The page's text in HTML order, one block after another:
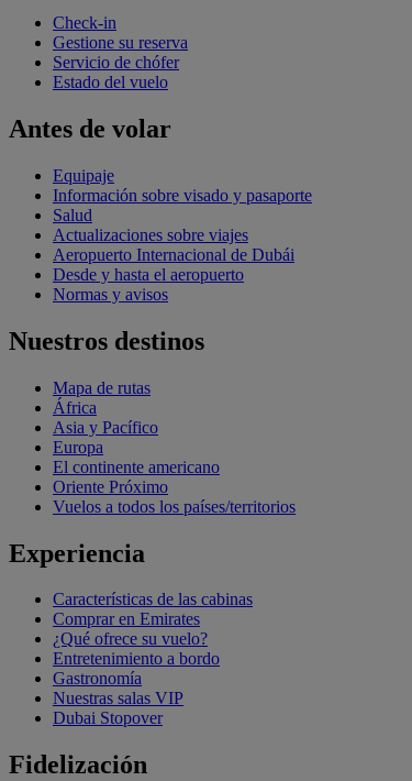
Check-in
Gestione su reserva
Servicio de chófer
Estado del vuelo
Antes de volar
Equipaje
Información sobre visado y pasaporte
Salud
Actualizaciones sobre viajes
Aeropuerto Internacional de Dubái
Desde y hasta el aeropuerto
Normas y avisos
Nuestros destinos
Mapa de rutas
África
Asia y Pacífico
Europa
El continente americano
Oriente Próximo
Vuelos a todos los países/territorios
Experiencia
Características de las cabinas
Comprar en Emirates
¿Qué ofrece su vuelo?
Entretenimiento a bordo
Gastronomía
Nuestras salas VIP
Dubai Stopover
Fidelización